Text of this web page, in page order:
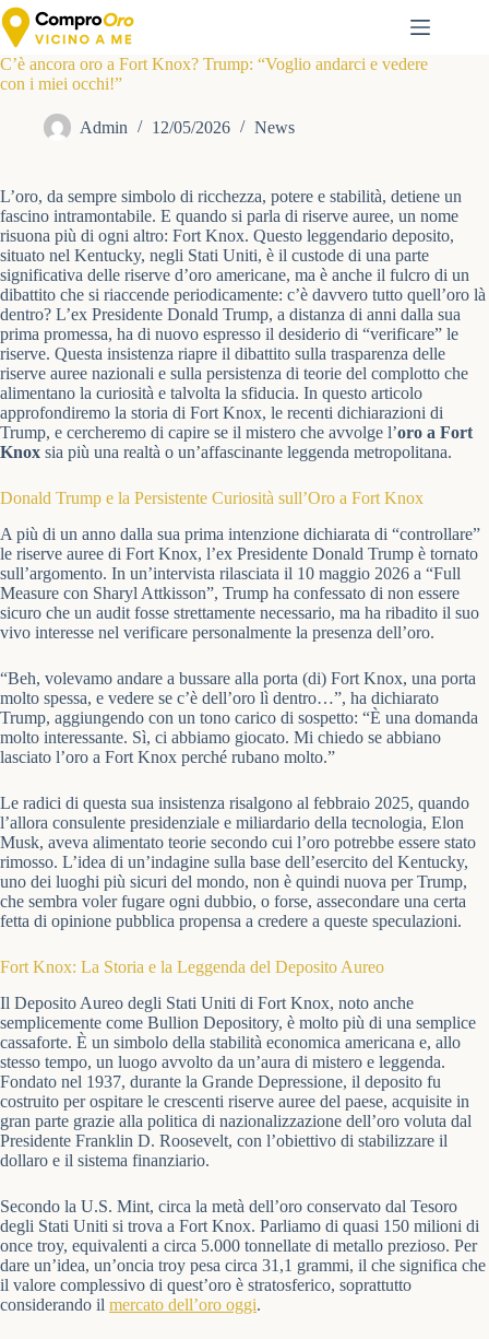
Salta
al
contenuto
C’è ancora oro a Fort Knox? Trump: “Voglio andarci e vedere
con i miei occhi!”
Admin 12/05/2026 News
L’oro, da sempre simbolo di ricchezza, potere e stabilità, detiene un
fascino intramontabile. E quando si parla di riserve auree, un nome
risuona più di ogni altro: Fort Knox. Questo leggendario deposito,
situato nel Kentucky, negli Stati Uniti, è il custode di una parte
significativa delle riserve d’oro americane, ma è anche il fulcro di un
dibattito che si riaccende periodicamente: c’è davvero tutto quell’oro là
dentro? L’ex Presidente Donald Trump, a distanza di anni dalla sua
prima promessa, ha di nuovo espresso il desiderio di “verificare” le
riserve. Questa insistenza riapre il dibattito sulla trasparenza delle
riserve auree nazionali e sulla persistenza di teorie del complotto che
alimentano la curiosità e talvolta la sfiducia. In questo articolo
approfondiremo la storia di Fort Knox, le recenti dichiarazioni di
Trump, e cercheremo di capire se il mistero che avvolge l’oro a Fort
Knox sia più una realtà o un’affascinante leggenda metropolitana.
Donald Trump e la Persistente Curiosità sull’Oro a Fort Knox
A più di un anno dalla sua prima intenzione dichiarata di “controllare”
le riserve auree di Fort Knox, l’ex Presidente Donald Trump è tornato
sull’argomento. In un’intervista rilasciata il 10 maggio 2026 a “Full
Measure con Sharyl Attkisson”, Trump ha confessato di non essere
sicuro che un audit fosse strettamente necessario, ma ha ribadito il suo
vivo interesse nel verificare personalmente la presenza dell’oro.
“Beh, volevamo andare a bussare alla porta (di) Fort Knox, una porta
molto spessa, e vedere se c’è dell’oro lì dentro…”, ha dichiarato
Trump, aggiungendo con un tono carico di sospetto: “È una domanda
molto interessante. Sì, ci abbiamo giocato. Mi chiedo se abbiano
lasciato l’oro a Fort Knox perché rubano molto.”
Le radici di questa sua insistenza risalgono al febbraio 2025, quando
l’allora consulente presidenziale e miliardario della tecnologia, Elon
Musk, aveva alimentato teorie secondo cui l’oro potrebbe essere stato
rimosso. L’idea di un’indagine sulla base dell’esercito del Kentucky,
uno dei luoghi più sicuri del mondo, non è quindi nuova per Trump,
che sembra voler fugare ogni dubbio, o forse, assecondare una certa
fetta di opinione pubblica propensa a credere a queste speculazioni.
Fort Knox: La Storia e la Leggenda del Deposito Aureo
Il Deposito Aureo degli Stati Uniti di Fort Knox, noto anche
semplicemente come Bullion Depository, è molto più di una semplice
cassaforte. È un simbolo della stabilità economica americana e, allo
stesso tempo, un luogo avvolto da un’aura di mistero e leggenda.
Fondato nel 1937, durante la Grande Depressione, il deposito fu
costruito per ospitare le crescenti riserve auree del paese, acquisite in
gran parte grazie alla politica di nazionalizzazione dell’oro voluta dal
Presidente Franklin D. Roosevelt, con l’obiettivo di stabilizzare il
dollaro e il sistema finanziario.
Secondo la U.S. Mint, circa la metà dell’oro conservato dal Tesoro
degli Stati Uniti si trova a Fort Knox. Parliamo di quasi 150 milioni di
once troy, equivalenti a circa 5.000 tonnellate di metallo prezioso. Per
dare un’idea, un’oncia troy pesa circa 31,1 grammi, il che significa che
il valore complessivo di quest’oro è stratosferico, soprattutto
considerando il mercato dell’oro oggi.